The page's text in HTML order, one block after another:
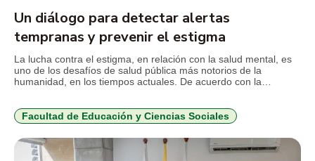
Un diálogo para detectar alertas
tempranas y prevenir el estigma
La lucha contra el estigma, en relación con la salud mental, es
uno de los desafíos de salud pública más notorios de la
humanidad, en los tiempos actuales. De acuerdo con la
su valor […]
Facultad de Educación y Ciencias Sociales